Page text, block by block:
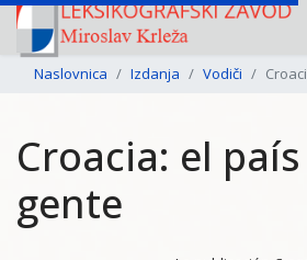
Naslovnica Izdanja Vodiči
Croacia: el
gente